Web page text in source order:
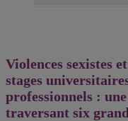
Violences sexistes
stages
professionnels :
traversant six